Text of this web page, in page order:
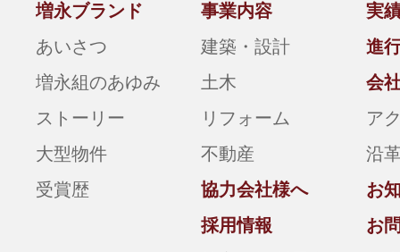
増永ブランド
あいさつ
増永組のあゆみ
ストーリー
大型物件
受賞歴
事業内容
建築・設計
土木
リフォーム
不動産
実
進
会
ア
沿
協力会社様へ
採用情報
お
お